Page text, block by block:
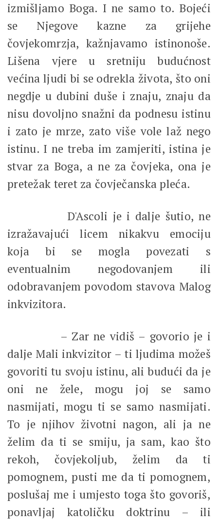
izmišljamo Boga. I ne samo to. Bojeći
se Njegove kazne za grijehe
čovjekomrzja, kažnjavamo istinonoše.
Lišena vjere u sretniju budućnost
većina ljudi bi se odrekla života, što oni
negdje u dubini duše i znaju, znaju da
nisu dovoljno snažni da podnesu istinu
i zato je mrze, zato više vole laž nego
istinu. I ne treba im zamjeriti, istina je
stvar za Boga, a ne za čovjeka, ona je
pretežak teret za čovječanska pleća.
D'Ascoli je i dalje šutio, ne
izražavajući licem nikakvu emociju
koja bi se mogla povezati s
eventualnim negodovanjem ili
odobravanjem povodom stavova Malog
inkvizitora.
– Zar ne vidiš – govorio je i
dalje Mali inkvizitor – ti ljudima možeš
govoriti tu svoju istinu, ali budući da je
oni ne žele, mogu joj se samo
nasmijati, mogu ti se samo nasmijati.
To je njihov životni nagon, ali ja ne
želim da ti se smiju, ja sam, kao što
rekoh, čovjekoljub, želim da ti
pomognem, pusti me da ti pomognem,
poslušaj me i umjesto toga što govoriš,
ponavljaj katoličku doktrinu – ili